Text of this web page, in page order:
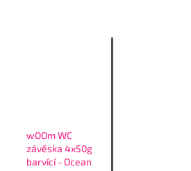
wOOm WC
závěska 4x50g
barvící - Ocean